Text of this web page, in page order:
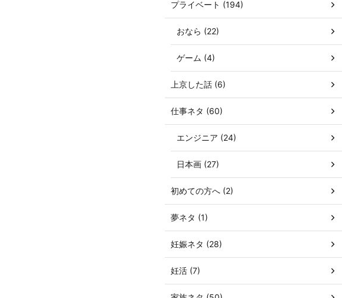
プライベート (194)
おなら (22)
ゲーム (4)
上京した話 (6)
仕事ネタ (60)
エンジニア (24)
日本画 (27)
初めての方へ (2)
夢ネタ (1)
妊娠ネタ (28)
妊活 (7)